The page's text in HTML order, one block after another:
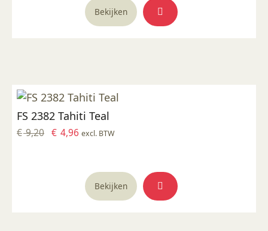
Bekijken
FS 2382 Tahiti Teal
€9,20 Oorspronkelijke
€ 4,96 Huidige
€ 4,96.
excl. BTW
Bekijken